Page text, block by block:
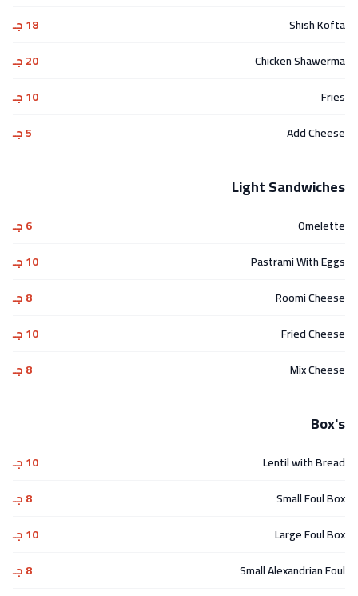
Shish Kofta
18 جـ
Chicken Shawerma
20 جـ
Fries
10 جـ
Add Cheese
5 جـ
Light Sandwiches
Omelette
6 جـ
Pastrami With Eggs
10 جـ
Roomi Cheese
8 جـ
Fried Cheese
10 جـ
Mix Cheese
8 جـ
Box's
Lentil with Bread
10 جـ
Small Foul Box
8 جـ
Large Foul Box
10 جـ
Small Alexandrian Foul
8 جـ